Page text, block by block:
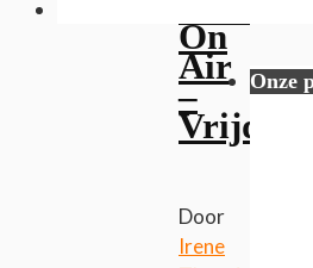
On
Air
–
Vrijdag
Door
Irene
Onze